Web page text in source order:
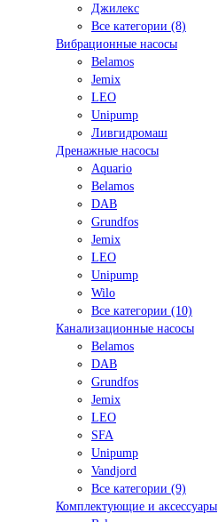
Джилекс
Все категории (8)
Вибрационные насосы
Belamos
Jemix
LEO
Unipump
Ливгидромаш
Дренажные насосы
Aquario
Belamos
DAB
Grundfos
Jemix
LEO
Unipump
Wilo
Все категории (10)
Канализационные насосы
Belamos
DAB
Grundfos
Jemix
LEO
SFA
Unipump
Vandjord
Все категории (9)
Комплектующие и аксессуары